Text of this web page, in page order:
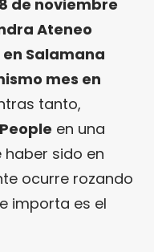
de noviembre
Ateneo
Salamana
mes en
tanto,
en una
sido en
ocurre rozando
importa es el